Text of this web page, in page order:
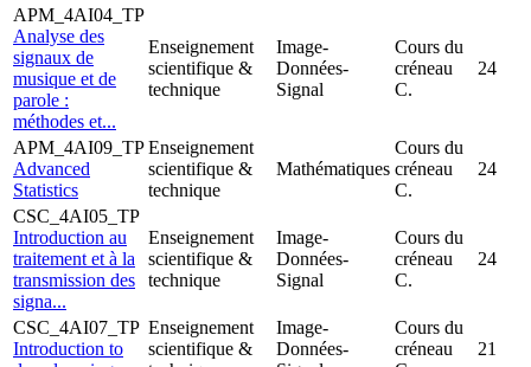
APM_4AI04_TP
Analyse des
signaux de
musique et de
parole :
méthodes et...
Enseignement
scientifique &
technique
Image-
Données-
Signal
Cours du
créneau
C.
24
APM_4AI09_TP
Advanced
Statistics
Enseignement
scientifique &
technique
Mathématiques
Cours du
créneau
C.
24
CSC_4AI05_TP
Introduction au
traitement et à la
transmission des
signa...
Enseignement
scientifique &
technique
Image-
Données-
Signal
Cours du
créneau
C.
24
CSC_4AI07_TP
Introduction to
Enseignement
scientifique &
Image-
Données-
Cours du
créneau
21